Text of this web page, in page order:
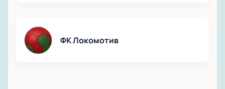
ФК Локомотив